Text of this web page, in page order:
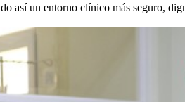
así un entorno clínico más seguro,